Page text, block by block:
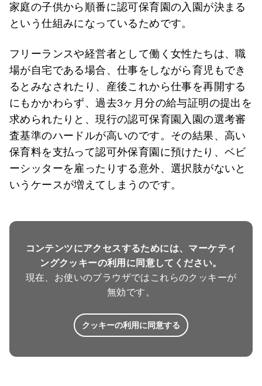
家庭の子供から順番に認可保育園の入園が決まる
という仕組みになっているためです。
フリーランスや経営者として働く女性たちは、職
場が自宅である場合、仕事をしながら育児もでき
るとみなされたり、産後これから仕事を再開する
にもかかわらず、過去3ヶ月分の給与証明の提出を
求められたりと、現行の認可保育園入園の選考審
査基準のハードルが高いのです。その結果、高い
保育料を支払って認可外保育園に預けたり、ベビ
ーシッターを雇ったりする意外、選択肢がないと
いうケースが増えてしまうのです。
コンテンツにアクセスするためには、マーケティ
ングクッキーの利用に同意してください。
現在、お使いのブラウザではこれらのクッキーが
無効です。
クッキーの利用に同意する